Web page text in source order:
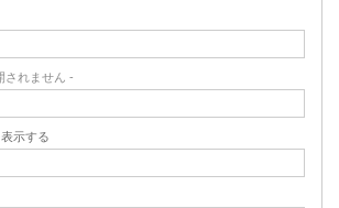
されません -
示する